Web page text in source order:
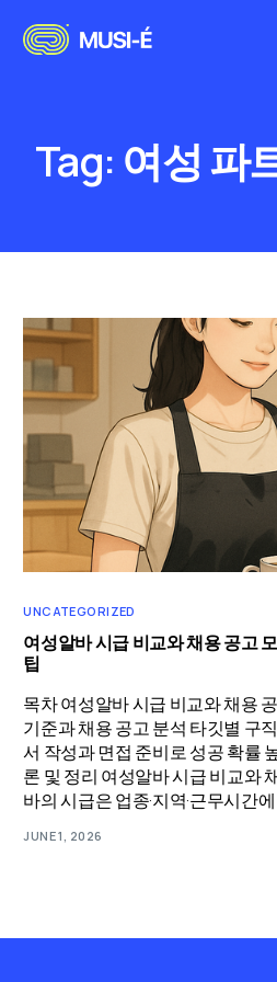
Tag: 여성 파
UNCATEGORIZED
여성알바 시급 비교와 채용 공고
팁
목차 여성알바 시급 비교와 채용
기준과 채용 공고 분석 타깃별 구
서 작성과 면접 준비로 성공 확률
론 및 정리 여성알바 시급 비교와
바의 시급은 업종·지역·근무시간
JUNE 1, 2026